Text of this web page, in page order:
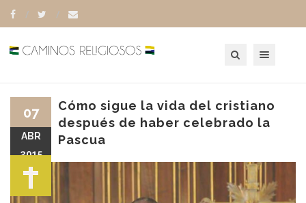
Cómo sigue la vida del cristiano
después de haber celebrado la
Pascua
07
ABR
2015